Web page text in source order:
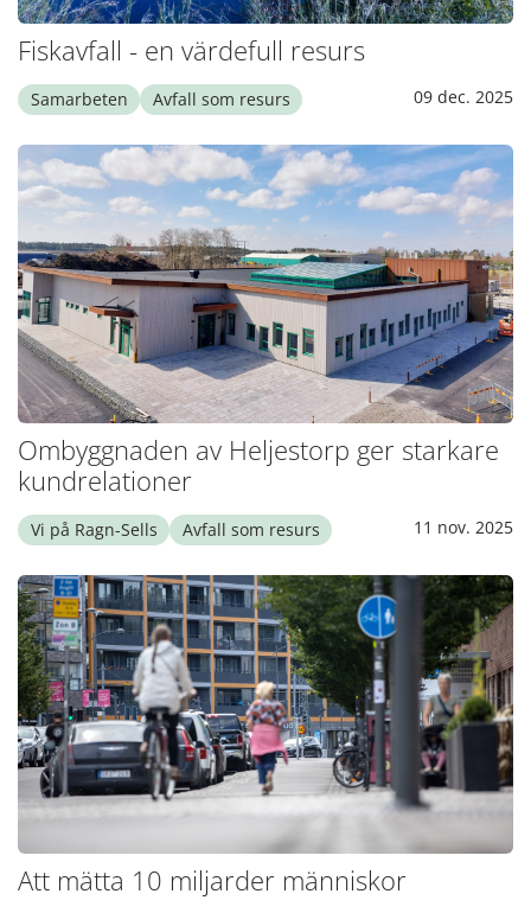
Fiskavfall - en värdefull resurs
Samarbeten Avfall som resurs 09 dec. 2025
Ombyggnaden av Heljestorp ger starkare
kundrelationer
Vi på Ragn-Sells Avfall som resurs 11 nov. 2025
Att mätta 10 miljarder människor